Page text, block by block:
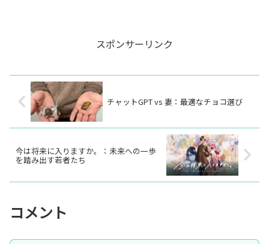
スポンサーリンク
チャットGPT vs 妻：最適なチョコ選び
今は将来に入りますか。：未来への一歩
を踏み出す若者たち
コメント